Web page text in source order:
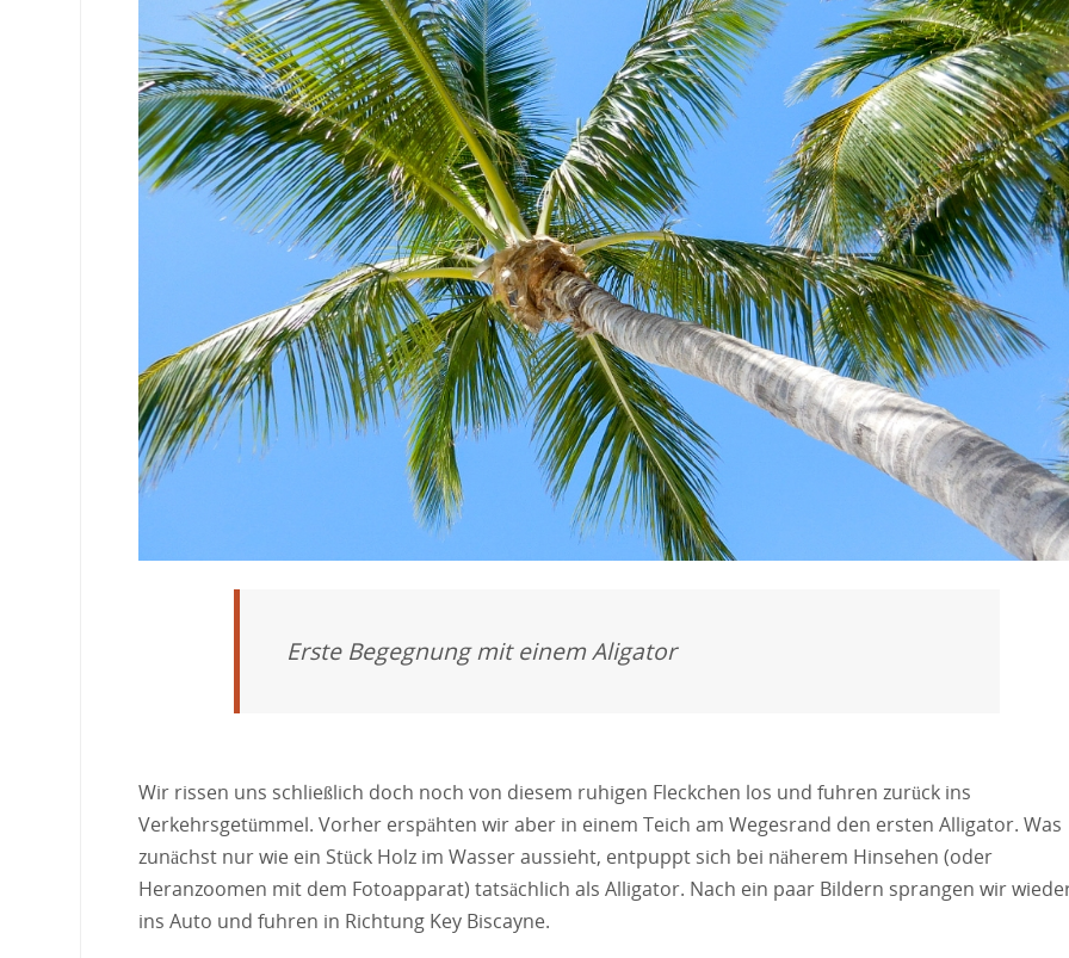
Erste Begegnung mit einem Aligator
Wir rissen uns schließlich doch noch von diesem ruhigen Fleckchen los und fuhren zurück ins
Verkehrsgetümmel. Vorher erspähten wir aber in einem Teich am Wegesrand den ersten Alligator. Was
zunächst nur wie ein Stück Holz im Wasser aussieht, entpuppt sich bei näherem Hinsehen (oder
Heranzoomen mit dem Fotoapparat) tatsächlich als Alligator. Nach ein paar Bildern sprangen wir
ins Auto und fuhren in Richtung Key Biscayne.